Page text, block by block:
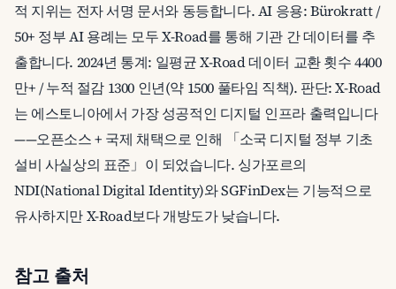
적 지위는 전자 서명 문서와 동등합니다. AI 응용: Bürokratt /
50+ 정부 AI 용례는 모두 X-Road를 통해 기관 간 데이터를 추
출합니다. 2024년 통계: 일평균 X-Road 데이터 교환 횟수 4400
만+ / 누적 절감 1300 인년(약 1500 풀타임 직책). 판단: X-Road
는 에스토니아에서 가장 성공적인 디지털 인프라 출력입니다
——오픈소스 + 국제 채택으로 인해 「소국 디지털 정부 기초
설비 사실상의 표준」이 되었습니다. 싱가포르의
NDI(National Digital Identity)와 SGFinDex는 기능적으로
유사하지만 X-Road보다 개방도가 낮습니다.
참고 출처